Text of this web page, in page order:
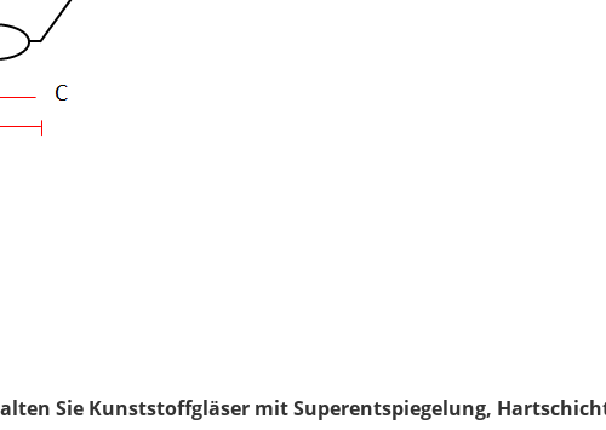
Sie Kunststoffgläser mit Superentspiegelung,